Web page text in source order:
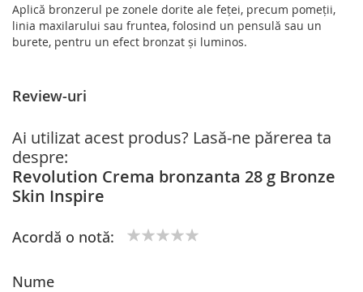
Aplică bronzerul pe zonele dorite ale feței, precum pomeții,
linia maxilarului sau fruntea, folosind un pensulă sau un
burete, pentru un efect bronzat și luminos.
Review-uri
Ai utilizat acest produs? Lasă-ne părerea ta
despre:
Revolution Crema bronzanta 28 g Bronze
Skin Inspire
Acordă o notă:
Nume